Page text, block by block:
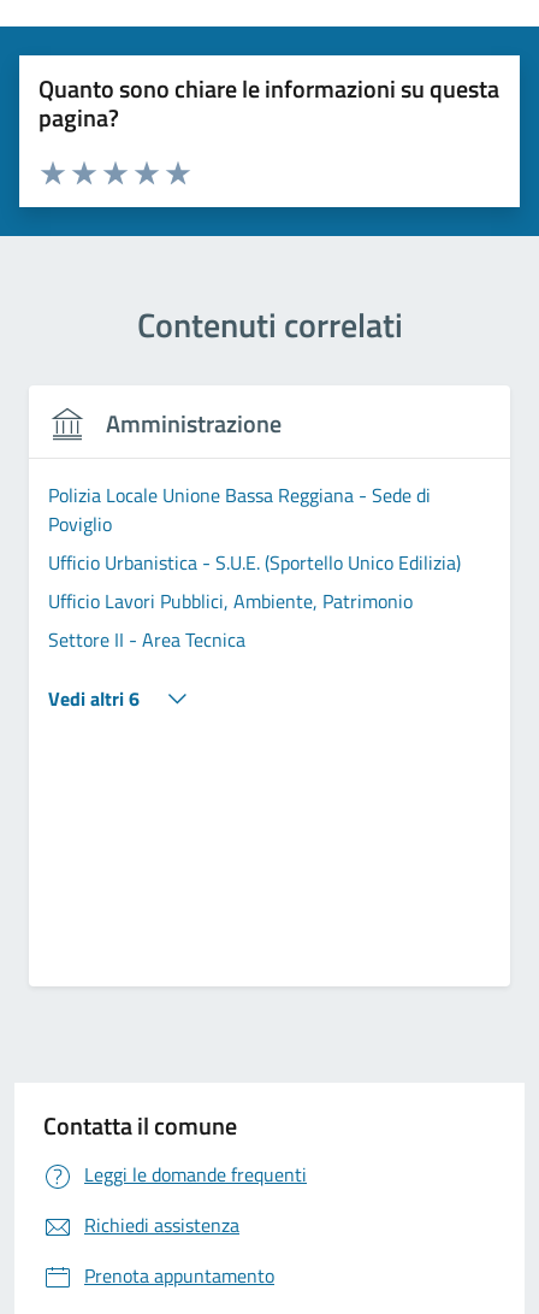
Quanto sono chiare le informazioni su questa
pagina?
Valuta 5 stelle su 5
Valuta 4 stelle su 5
Valuta 3 stelle su 5
Valuta 2 stelle su 5
Valuta 1 stelle su 5
Contenuti correlati
Amministrazione
Polizia Locale Unione Bassa Reggiana - Sede di
Poviglio
Ufficio Urbanistica - S.U.E. (Sportello Unico Edilizia)
Ufficio Lavori Pubblici, Ambiente, Patrimonio
Settore II - Area Tecnica
Vedi altri 6
Contatta il comune
Leggi le domande frequenti
Richiedi assistenza
Prenota appuntamento